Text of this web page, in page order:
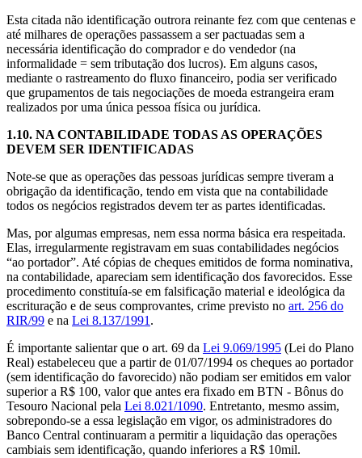
Esta citada não identificação outrora reinante fez com que centenas e
até milhares de operações passassem a ser pactuadas sem a
necessária identificação do comprador e do vendedor (na
informalidade = sem tributação dos lucros). Em alguns casos,
mediante o rastreamento do fluxo financeiro, podia ser verificado
que grupamentos de tais negociações de moeda estrangeira eram
realizados por uma única pessoa física ou jurídica.
1.10. NA CONTABILIDADE TODAS AS OPERAÇÕES
DEVEM SER IDENTIFICADAS
Note-se que as operações das pessoas jurídicas sempre tiveram a
obrigação da identificação, tendo em vista que na contabilidade
todos os negócios registrados devem ter as partes identificadas.
Mas, por algumas empresas, nem essa norma básica era respeitada.
Elas, irregularmente registravam em suas contabilidades negócios
“ao portador”. Até cópias de cheques emitidos de forma nominativa,
na contabilidade, apareciam sem identificação dos favorecidos. Esse
procedimento constituía-se em falsificação material e ideológica da
escrituração e de seus comprovantes, crime previsto no art. 256 do
RIR/99 e na Lei 8.137/1991 .
É importante salientar que o art. 69 da Lei 9.069/1995 (Lei do Plano
Real) estabeleceu que a partir de 01/07/1994 os cheques ao portador
(sem identificação do favorecido) não podiam ser emitidos em valor
superior a R$ 100, valor que antes era fixado em BTN - Bônus do
Tesouro Nacional pela Lei 8.021/1090. Entretanto, mesmo assim,
sobrepondo-se a essa legislação em vigor, os administradores do
Banco Central continuaram a permitir a liquidação das operações
cambiais sem identificação, quando inferiores a R$ 10mil.